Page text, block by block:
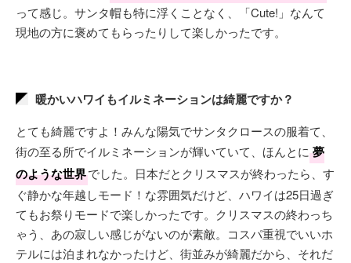
って感じ。サンタ帽も特に浮くことなく、「Cute!」なんて
現地の方に褒めてもらったりして楽しかったです。
暖かいハワイもイルミネーションは綺麗ですか？
とても綺麗ですよ！みんな陽気でサンタクロースの服着て、
街の至る所でイルミネーションが輝いていて、ほんとに 夢
のような世界でした。日本だとクリスマスが終わったら、す
ぐ静かな年越しモード！な雰囲気だけど、ハワイは25日過ぎ
てもお祭りモードで楽しかったです。クリスマスの終わっち
ゃう、あの寂しい感じがないのが素敵。コスパ重視でいいホ
テルには泊まれなかったけど、街並みが綺麗だから、それだ